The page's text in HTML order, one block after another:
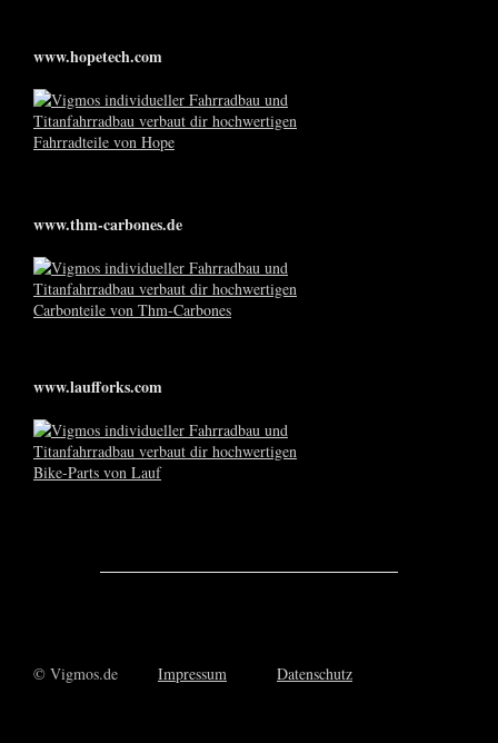
www.hopetech.com
www.thm-carbones.de
www.laufforks.com
© Vigmos.de Impressum Datenschutz